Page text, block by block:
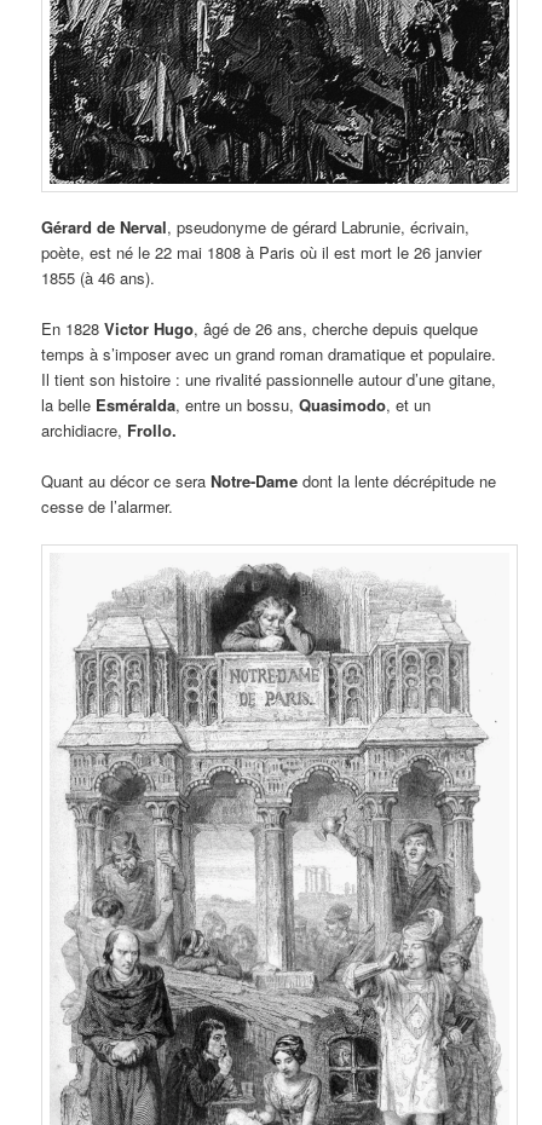
Gérard de Nerval, pseudonyme de gérard Labrunie, écrivain,
poète, est né le 22 mai 1808 à Paris où il est mort le 26 janvier
1855 (à 46 ans).
En 1828Victor Hugo, âgé de 26 ans, cherche depuis quelque
temps à s’imposer avec un grand roman dramatique et populaire.
Il tient son histoire : une rivalité passionnelle autour d’une gitane,
la belle Esméralda, entre un bossu,Quasimodo, et un
archidiacre, Frollo.
Quant au décor ce seraNotre-Dame dont la lente décrépitude ne
cesse de l’alarmer.